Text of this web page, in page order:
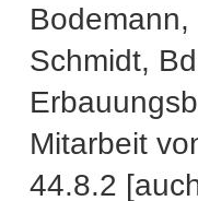
Schmidt,
Mitarbeit
44.8.2